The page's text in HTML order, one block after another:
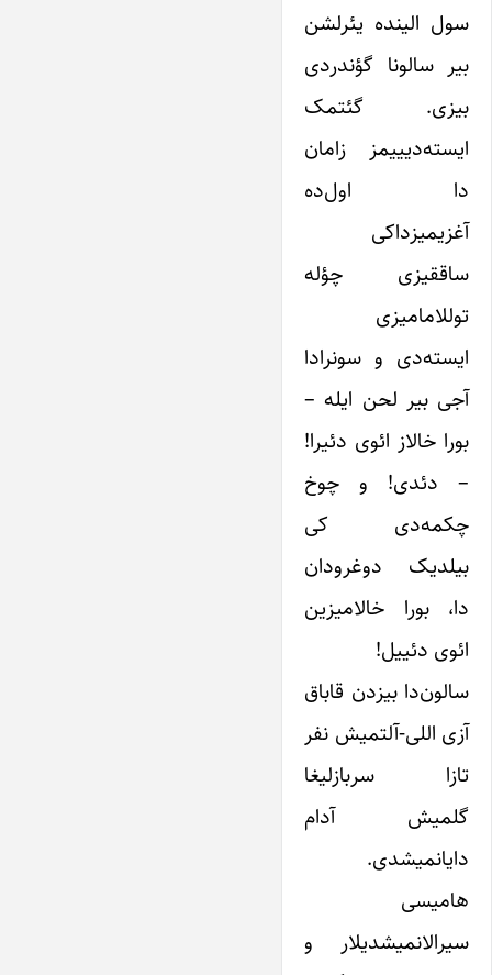
سول الینده یئرلشن
بیر سالونا گؤندردی
بیزی. گئتمک
ایسته‌دیییمز زامان
دا اول‌ده
آغزیمیزداکی
ساققیزی چؤله
توللامامیزی
ایسته‌دی و سونرادا
آجی بیر لحن ایله –
بورا خالاز ائوی دئیرا!
– دئدی! و چوخ
چکمه‌دی کی
بیلدیک دوغرودان
دا، بورا خالامیزین
ائوی دئییل!
سالون‌دا بیزدن قاباق
آزی اللی-آلتمیش نفر
تازا سربازلیغا
گلمیش آدام
دایانمیشدی.
هامیسی
سیرالانمیشدیلار و